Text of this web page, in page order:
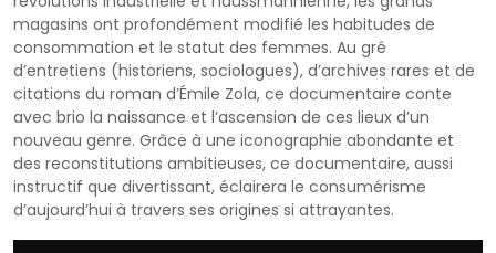
magasins ont profondément modifié les habitudes de
consommation et le statut des femmes. Au gré
d’entretiens (historiens, sociologues), d’archives rares et de
citations du roman d’Émile Zola, ce documentaire conte
avec brio la naissance et l’ascension de ces lieux d’un
nouveau genre. Grâce à une iconographie abondante et
des reconstitutions ambitieuses, ce documentaire, aussi
instructif que divertissant, éclairera le consumérisme
d’aujourd’hui à travers ses origines si attrayantes.